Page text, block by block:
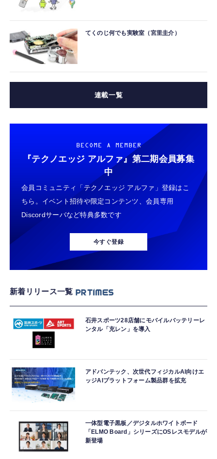
てくのじ何でも実験室（宮里圭介）
連載一覧
BECOME A MEMBER
『テクノエッジ アルファ』 第二期会員募集
中
会員コミュニティ「テクノエッジ アルファ」登録はこ
ちら。イベント招待や限定コンテンツ、会員専用
Discordサーバなど特典多数です
今すぐ登録
新着リリース一覧
石井スポーツ28店舗にモバイルバッテリーレ
ンタル「充レン」を導入
アドバンテック、次世代フィジカルAI向けエ
ッジAIプラットフォーム製品群を拡充
一体型電子黒板／デジタルホワイトボード
「ELMO Board」シリーズにOSレスモデルが
新登場